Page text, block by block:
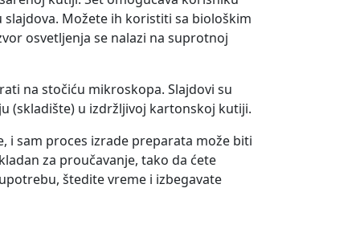
Možete ih koristiti sa biološkim
osvetljenja se nalazi na suprotnoj
na stočiću mikroskopa. Slajdovi su
(skladište) u izdržljivoj kartonskoj kutiji.
i sam proces izrade preparata može biti
za proučavanje, tako da ćete
štedite vreme i izbegavate